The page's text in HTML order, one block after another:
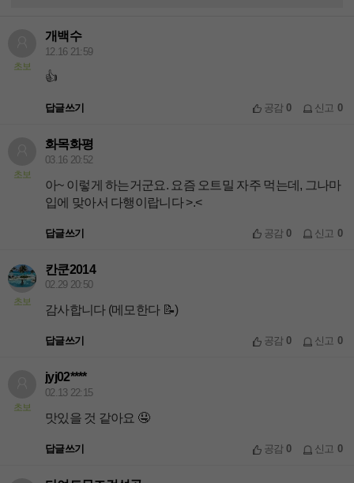
초보
개백수
12.16 21:59
👍
답글쓰기 공감0 신고 0
초보
화목화평
03.16 20:52
아~ 이렇게 하는거군요. 요즘 오트밀 자주 먹는데, 그나마
입에 맞아서 다행이랍니다 >.<
답글쓰기 공감0 신고 0
초보
칸쿤2014
02.29 20:50
감사합니다 (메모한다 📝)
답글쓰기 공감0 신고 0
초보
jyj02****
02.13 22:15
맛있을 것 같아요 🤤
답글쓰기 공감0 신고 0